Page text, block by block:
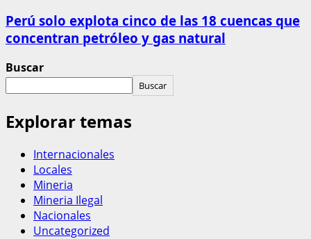
Perú solo explota cinco de las 18 cuencas que
concentran petróleo y gas natural
Buscar
Buscar
Explorar temas
Internacionales
Locales
Mineria
Mineria Ilegal
Nacionales
Uncategorized